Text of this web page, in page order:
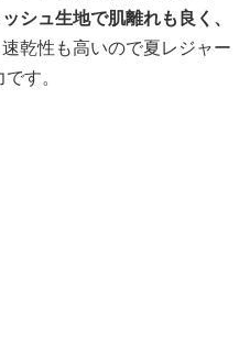
シュ生地で肌離れも良く、
乾性も高いので夏レジャー
す。